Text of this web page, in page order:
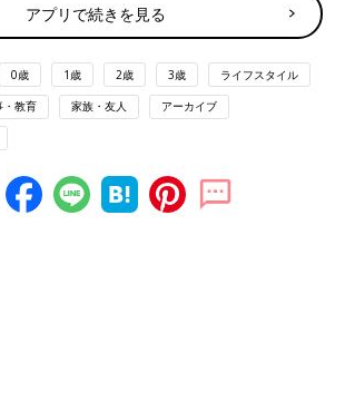
金の微妙な関係性
ランナーは、金銭面に焦点をあてつつ、相談
ーズに合わせたアドバイスをするのが、仕事
ため私はふだんから、お金以外の、たとえば
イスは最小限にとどめるように気をつけてい
くりのアドバイスをしているときだけは、ど
アプリで続きを見る
0歳 1歳 2歳 3歳 ライフスタイル
・教育 家族・友人 アーカイブ